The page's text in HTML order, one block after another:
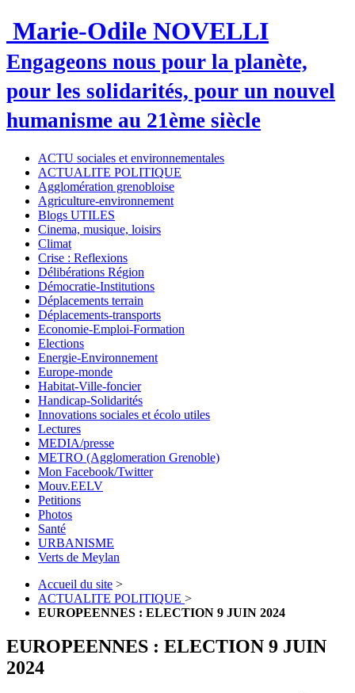
Marie-Odile NOVELLI
Engageons nous pour la planète,
pour les solidarités, pour un nouvel
humanisme au 21ème siècle
ACTU sociales et environnementales
ACTUALITE POLITIQUE
Agglomération grenobloise
Agriculture-environnement
Blogs UTILES
Cinema, musique, loisirs
Climat
Crise : Reflexions
Délibérations Région
Démocratie-Institutions
Déplacements terrain
Déplacements-transports
Economie-Emploi-Formation
Elections
Energie-Environnement
Europe-monde
Habitat-Ville-foncier
Handicap-Solidarités
Innovations sociales et écolo utiles
Lectures
MEDIA/presse
METRO (Agglomeration Grenoble)
Mon Facebook/Twitter
Mouv.EELV
Petitions
Photos
Santé
URBANISME
Verts de Meylan
Accueil du site >
ACTUALITE POLITIQUE >
EUROPEENNES : ELECTION 9 JUIN 2024
EUROPEENNES : ELECTION 9 JUIN
2024